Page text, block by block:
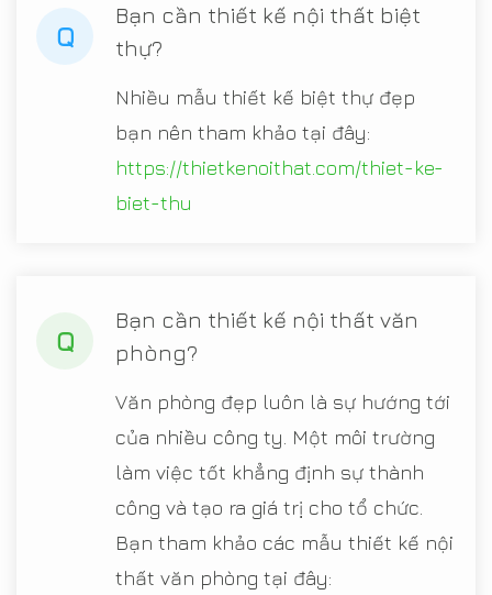
Q
Bạn cần thiết kế nội thất biệt
thự?
Nhiều mẫu thiết kế biệt thự đẹp
bạn nên tham khảo tại đây:
https://thietkenoithat.com/thiet-ke-
biet-thu
Q
Bạn cần thiết kế nội thất văn
phòng?
Văn phòng đẹp luôn là sự hướng tới
của nhiều công ty. Một môi trường
làm việc tốt khẳng định sự thành
công và tạo ra giá trị cho tổ chức.
Bạn tham khảo các mẫu thiết kế nội
thất văn phòng tại đây: